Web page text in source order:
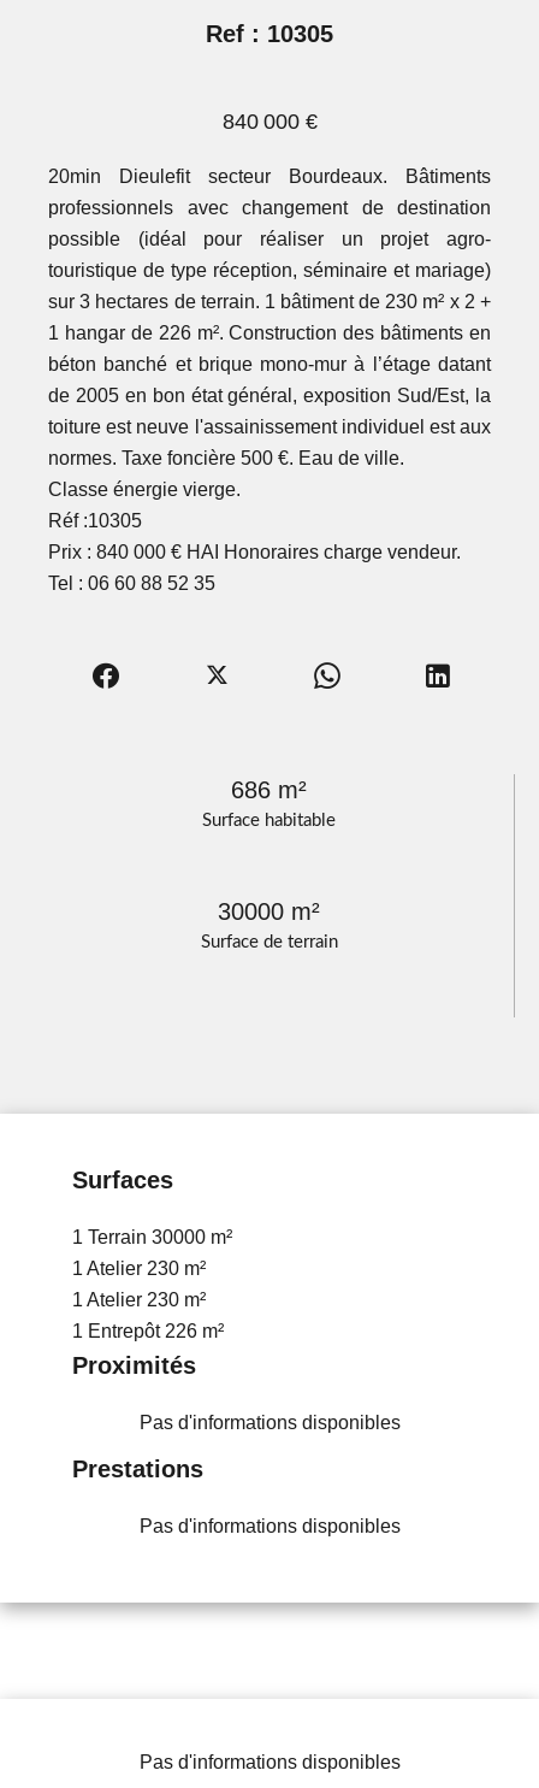
Surface habitable
686 m²
Surface de terrain
30000 m²
Ref : 10305
840 000 €
20min Dieulefit secteur Bourdeaux. Bâtiments
professionnels avec changement de destination
possible (idéal pour réaliser un projet agro-
touristique de type réception, séminaire et mariage)
sur 3 hectares de terrain. 1 bâtiment de 230 m² x 2 +
1 hangar de 226 m². Construction des bâtiments en
béton banché et brique mono-mur à l’étage datant
de 2005 en bon état général, exposition Sud/Est, la
toiture est neuve l'assainissement individuel est aux
normes. Taxe foncière 500 €. Eau de ville.
Classe énergie vierge.
Réf :10305
Prix : 840 000 € HAI Honoraires charge vendeur.
Tel : 06 60 88 52 35
Surfaces
1 Terrain 30000 m²
1 Atelier 230 m²
1 Atelier 230 m²
1 Entrepôt 226 m²
Proximités
Pas d'informations disponibles
Prestations
Pas d'informations disponibles
Pas d'informations disponibles